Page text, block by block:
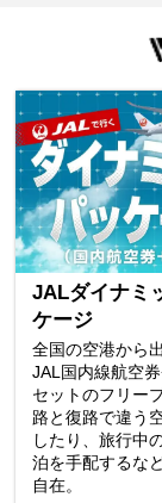
JALダイナミ
ケージ
全国の空港から
JAL国内線航空
セットのフリー
路と復路で違う
したり、旅行中
泊を手配するな
自在。